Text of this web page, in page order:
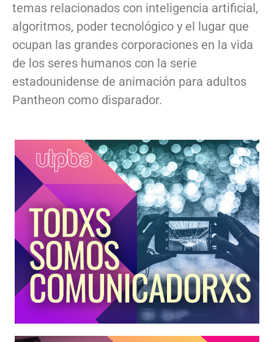
temas relacionados con inteligencia artificial,
algoritmos, poder tecnológico y el lugar que
ocupan las grandes corporaciones en la vida
de los seres humanos con la serie
estadounidense de animación para adultos
Pantheon como disparador.